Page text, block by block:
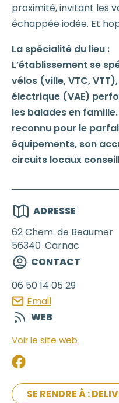
proximité, invitant les
échappée iodée. Et
La spécialité du lieu :
L’établissement se
vélos (ville, VTC,
électrique (VAE)
les balades en
reconnu pour le
équipements, son
circuits locaux
ADRESSE
62 Chem. de Beaumer
56340 Carnac
CONTACT
06 50 14 05 29
Email
WEB
Voir le site web
SE RENDRE À :